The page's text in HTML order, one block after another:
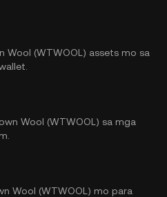
Wool (WTWOOL) assets mo sa
Wool (WTWOOL) sa mga
Wool (WTWOOL) mo para